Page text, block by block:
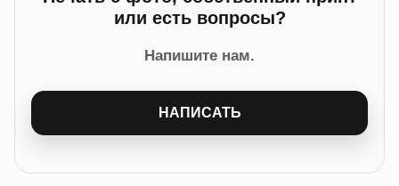
или есть вопросы?
Напишите нам.
НАПИСАТЬ